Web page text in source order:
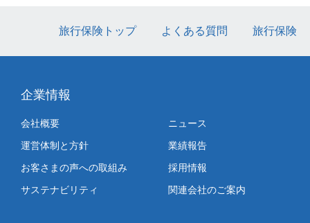
旅行保険トップ よくある質問 旅行保険
企業情報
会社概要
運営体制と方針
お客さまの声への取組み
サステナビリティ
ニュース
業績報告
採用情報
関連会社のご案内